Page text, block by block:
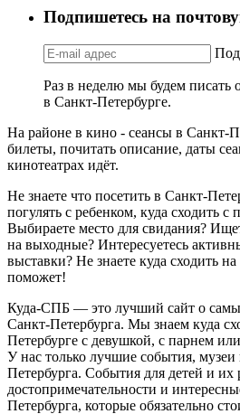
Подпишетесь на
Раз в неделю мы будем писать
в Санкт-Петербурге.
На районе в кино - сеансы в Санкт-
билеты, почитать описание, даты
кинотеатрах идёт.
Не знаете что посетить в Санкт-
погулять с ребенком, куда сходить
Выбираете место для свидания?
на выходные? Интересуетесь
выставки? Не знаете куда сходить
поможет!
Куда-СПБ — это лучший сайт о
Санкт-Петербурга. Мы знаем куда
Петербурге с девушкой, с парнем
У нас только лучшие события,
Петербурга. События для детей и
достопримечательности и
Петербурга, которые обязательно